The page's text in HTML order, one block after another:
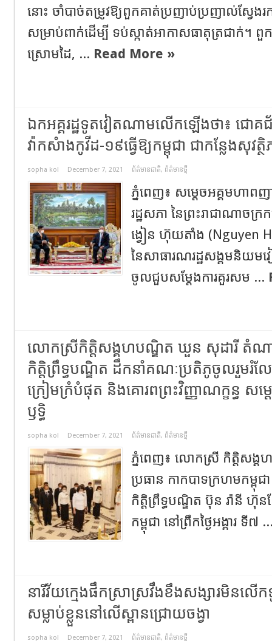
នោះ ចាំបាច់តម្រូវឱ្យពួកគាត់ប្រញាប់ប្រញាល់ស្វែងរ
សម្រាប់ពាក់ដើម្បី ទប់ស្កាត់អាកាសធាតុត្រជាក់។
ស្រោមដៃ, ... Read More »
ឯកអគ្គរដ្ឋទូតវៀតណាមលើកឡើងថា៖​ ជោគ
វ៉ាកសំាងកូវីដ-១៩ធ្វើឱ្យកម្ពុជា ជាកន្លែងសុវ
sopha kol December 7, 2021 ព័ត៌មានជាតិ, ព័ត៌មានថ្មី
ភ្នំពេញ​៖​ សម្តេចអគ្គមហាព
រដ្ឋសភា នៃព្រះរាជាណាចក្
ង្វៀន ហ៊ុយតាំង (Nguyen
នៃសាធារណរដ្ឋសង្គមនិយម
ចូលជួបសម្តែងការគួរសម ...
លោកស្រី​កិត្តិសង្គហបណ្ឌិត ឃួន សុដារី តំណា
កិត្តិព្រឹទ្ធបណ្ឌិត ដឹកនាំគណៈប្រតិភូចូលរួមរំល
ក្រៀមក្រំបំផុត និងគោរពព្រះវិញ្ញាណក្ខន្ធ សម្
ឫទ្ធិ​
sopha kol December 7, 2021 ព័ត៌មានជាតិ, ព័ត៌មានថ្មី
ភ្នំពេញ​៖ លោកស្រី​ កិត្តិសង្
ប្រធាន កាកបាទក្រហមកម្ពុ
កិត្តិព្រឹទ្ធបណ្ឌិត ប៊ុន រ៉ានី ហ៊ុ
កម្ពុជា នៅព្រឹកថ្ងៃអង្គារ ទី៧
នារីវ័យក្មេងផឹកស្រាស្រវឹងខឹងសង្សារមិនល
សម្លាប់ខ្លួននៅលើស្ពានជ្រោយចង្វា
sopha kol December 7, 2021 ព័ត៌មានជាតិ, ព័ត៌មានថ្មី